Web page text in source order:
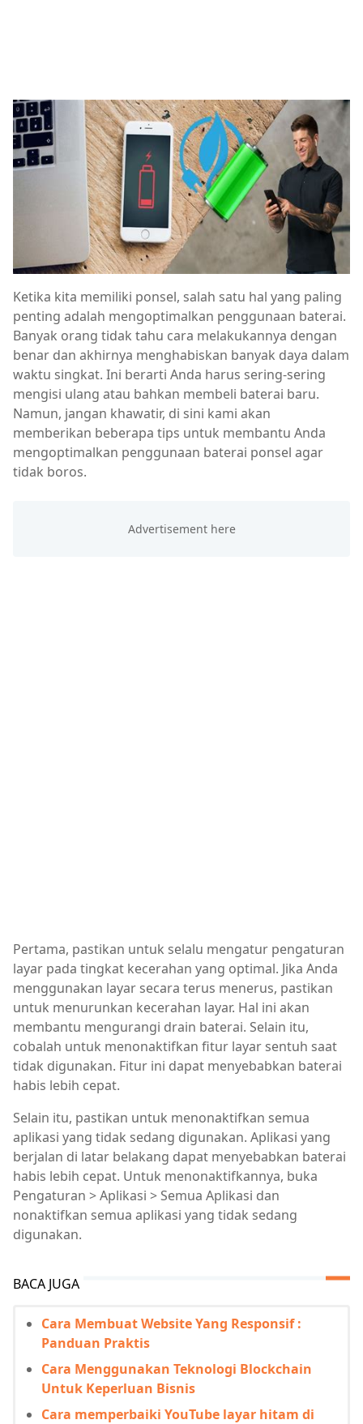
Ketika kita memiliki ponsel, salah satu hal yang paling
penting adalah mengoptimalkan penggunaan baterai.
Banyak orang tidak tahu cara melakukannya dengan
benar dan akhirnya menghabiskan banyak daya dalam
waktu singkat. Ini berarti Anda harus sering-sering
mengisi ulang atau bahkan membeli baterai baru.
Namun, jangan khawatir, di sini kami akan
memberikan beberapa tips untuk membantu Anda
mengoptimalkan penggunaan baterai ponsel agar
tidak boros.
Pertama, pastikan untuk selalu mengatur pengaturan
layar pada tingkat kecerahan yang optimal. Jika Anda
menggunakan layar secara terus menerus, pastikan
untuk menurunkan kecerahan layar. Hal ini akan
membantu mengurangi drain baterai. Selain itu,
cobalah untuk menonaktifkan fitur layar sentuh saat
tidak digunakan. Fitur ini dapat menyebabkan baterai
habis lebih cepat.
Selain itu, pastikan untuk menonaktifkan semua
aplikasi yang tidak sedang digunakan. Aplikasi yang
berjalan di latar belakang dapat menyebabkan baterai
habis lebih cepat. Untuk menonaktifkannya, buka
Pengaturan > Aplikasi > Semua Aplikasi dan
nonaktifkan semua aplikasi yang tidak sedang
digunakan.
BACA JUGA
Cara Membuat Website Yang Responsif :
Panduan Praktis
Cara Menggunakan Teknologi Blockchain
Untuk Keperluan Bisnis
Cara memperbaiki YouTube layar hitam di